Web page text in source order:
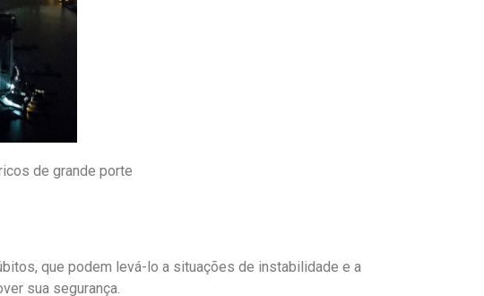
de grande porte
que podem levá-lo a situações de instabilidade e a
sua segurança.